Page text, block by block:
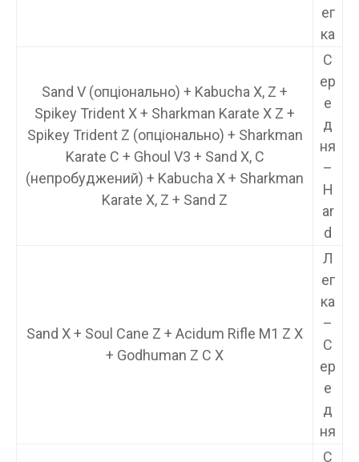
ег
ка
Sand V (опціонально) + Kabucha X, Z +
Spikey Trident X + Sharkman Karate X Z +
Spikey Trident Z (опціонально) + Sharkman
Karate C + Ghoul V3 + Sand X, C
(непробуджений) + Kabucha X + Sharkman
Karate X, Z + Sand Z
С
ер
е
д
ня
–
H
ar
d
Sand X + Soul Cane Z + Acidum Rifle M1 Z X
+ Godhuman Z C X
Л
ег
ка
–
С
ер
е
д
ня
С